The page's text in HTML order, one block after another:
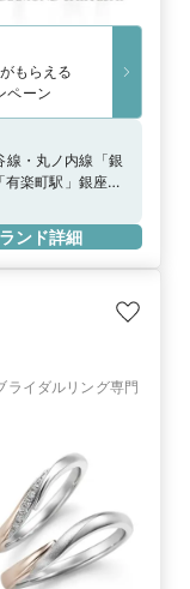
もらえる
ペーン
線・丸ノ内線「銀
楽町駅」銀座口
ンド詳細
ライダルリング専門